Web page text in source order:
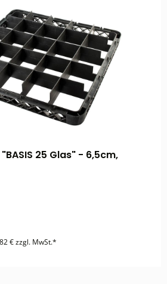
25 Glas" - 6,5cm,
€ zzgl. MwSt.*